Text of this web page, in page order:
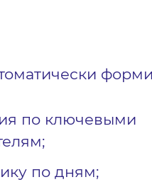
по ключевыми
по дням;